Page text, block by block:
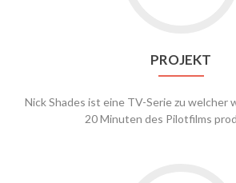
PROJEKT
Nick Shades ist eine TV-Serie zu welcher
20 Minuten des Pilotfilms